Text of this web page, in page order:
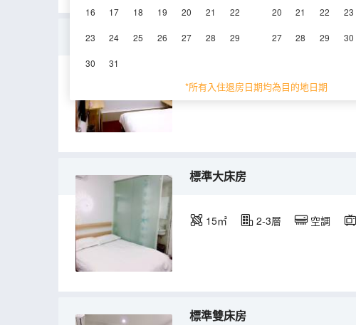
16 17 18 19 20 21 22
23 24 25 26 27 28 29
30 31
20 21 22 23
27 28 29 30
*所有入住退房日期均為目的地日期
特惠大床房
12㎡ 2-3層 空調
標準大床房
15㎡ 2-3層 空調
標準雙床房